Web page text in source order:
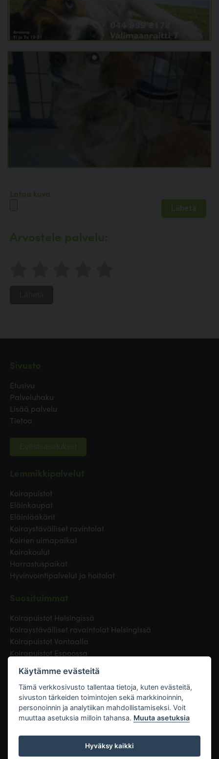
Lataa kuva
Arvostele palvelu:
Etusivu
Palveluhaku
Lisää palvelu
Tietoa
Evästeasetukset
Koirapuistot
Eläinkaupat
Eläinlääkärit
Koiraystävälliset ravintolat
Koirien uimapaikat
Koirakoulut
Harrastuspaikat
Hyvinvointipalvelut ja hoitolat
Koirapuistot Helsingissä
Koiraystävälliset ravaintolat Helsingissä
Koirapuistot Vantaalla
Koirapuistot Espoossa
Eläinlääkäri Helsingissä
Koirapuistot Tampereella
Linkit
Käytämme evästeitä
Tämä verkkosivusto tallentaa tietoja, kuten evästeitä,
sivuston tärkeiden toimintojen sekä markkinoinnin,
personoinnin ja analytiikan mahdollistamiseksi. Voit
muuttaa asetuksia milloin tahansa. Muuta asetuksia
Hyväksy kaikki